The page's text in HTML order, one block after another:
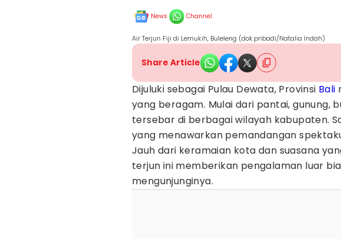
News Channel
Air Terjun Fiji di Lemukih, Buleleng (dok.pribadi/Natalia Indah)
Share Article
Dijuluki sebagai Pulau Dewata, Provinsi Bali
yang beragam. Mulai dari pantai, gunung,
tersebar di berbagai wilayah kabupaten.
yang menawarkan pemandangan
Jauh dari keramaian kota dan suasana
terjun ini memberikan pengalaman luar
mengunjunginya.